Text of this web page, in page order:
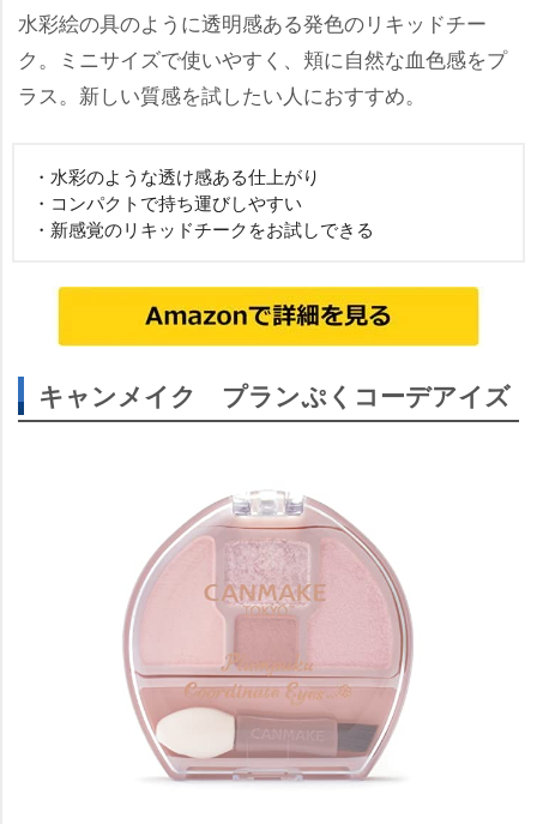
水彩絵の具のように透明感ある発色のリキッドチー
ク。ミニサイズで使いやすく、頬に自然な血色感をプ
ラス。新しい質感を試したい人におすすめ。
・水彩のような透け感ある仕上がり
・コンパクトで持ち運びしやすい
・新感覚のリキッドチークをお試しできる
キャンメイク プランぷくコーデアイズ